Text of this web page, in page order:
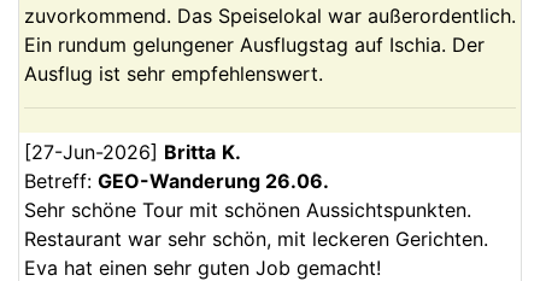
zuvorkommend. Das Speiselokal war außerordentlich.
Ein rundum gelungener Ausflugstag auf Ischia. Der
Ausflug ist sehr empfehlenswert.
[27-Jun-2026] Britta K.
Betreff: GEO-Wanderung 26.06.
Sehr schöne Tour mit schönen Aussichtspunkten.
Restaurant war sehr schön, mit leckeren Gerichten.
Eva hat einen sehr guten Job gemacht!